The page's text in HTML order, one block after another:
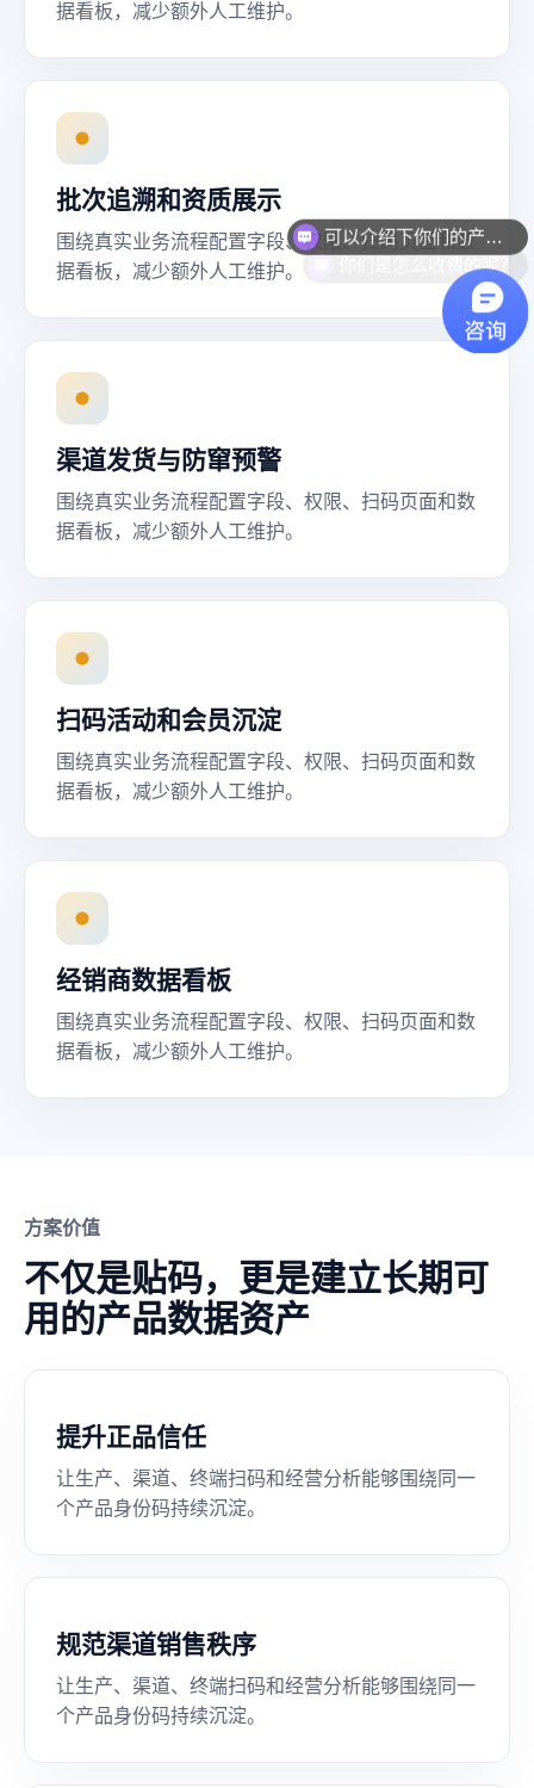
据看板，减少额外人工维护。
批次追溯和资质展示
围绕真实业务流程配置字段、权限、扫码页面和数
据看板，减少额外人工维护。
渠道发货与防窜预警
围绕真实业务流程配置字段、权限、扫码页面和数
据看板，减少额外人工维护。
扫码活动和会员沉淀
围绕真实业务流程配置字段、权限、扫码页面和数
据看板，减少额外人工维护。
经销商数据看板
围绕真实业务流程配置字段、权限、扫码页面和数
据看板，减少额外人工维护。
方案价值
不仅是贴码，更是建立长期可
用的产品数据资产
提升正品信任
让生产、渠道、终端扫码和经营分析能够围绕同一
个产品身份码持续沉淀。
规范渠道销售秩序
让生产、渠道、终端扫码和经营分析能够围绕同一
个产品身份码持续沉淀。
你们是怎么收费的呢？